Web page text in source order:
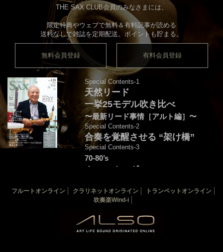
THE SAX CLUB会員のみなさまには、
限定特典やウェブで無料＆有料記事が読める
送料なしで雑誌を定期配送。ポイントも貯まる。
無料会員登録 有料会員登録
Special Contents-1
天然リード
一挙25モデル吹き比べ
〜最新リード事情［アルト編］〜
Special Contents-2
合奏を覚醒させる “架け橋”
Special Contents-3
70-80’s
クロスオーヴァー・
音源連動：演奏＆解説by後藤天太
カバー：渡辺貞夫
THE SAX バックナンバー
フルートオンライン クラリネットオンライン
トランペットオンライン
吹奏楽Wind-i